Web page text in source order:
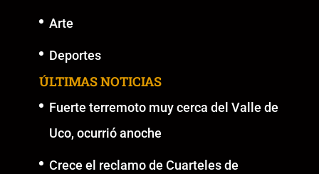
Arte
Deportes
ÚLTIMAS NOTICIAS
Fuerte terremoto muy cerca del Valle de
Uco, ocurrió anoche
Crece el reclamo de Cuarteles de